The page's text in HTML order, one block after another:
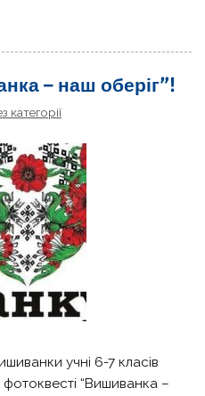
– наш оберіг”!
категорії
учні 6-7 класів
“Вишиванка –